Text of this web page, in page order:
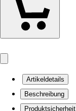
Artikeldetails
Beschreibung
Produktsicherheit